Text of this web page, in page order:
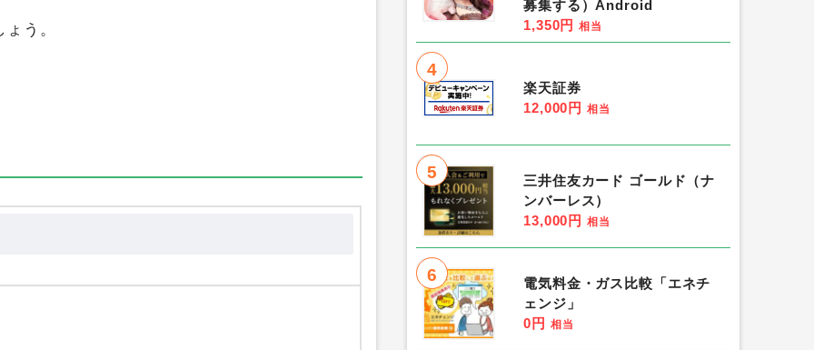
う。
募集する）Android
1,350円 相当
4
楽天証券
12,000円 相当
5
三井住友カード ゴールド（ナ
ンバーレス）
13,000円 相当
6
電気料金・ガス比較「エネチ
ェンジ」
0円 相当